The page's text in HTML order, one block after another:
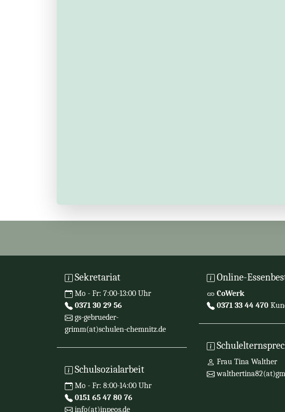
Sekretariat
Mo - Fr: 7:00-13:00 Uhr
0371 30 29 56
gs-gebrueder-
grimm(at)schulen-chemnitz.de
Schulsozialarbeit
Mo - Fr: 8:00-14:00 Uhr
0151 65 47 80 76
info(at)inpeos.de
Online-
CoWerk
0371 33 44 470
Frau Tina Walther